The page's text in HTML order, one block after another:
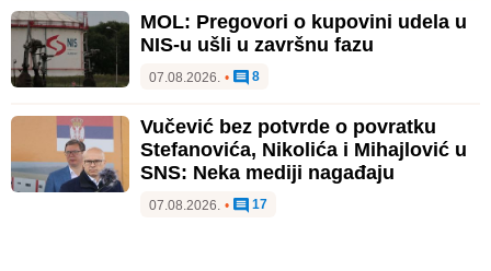
MOL: Pregovori o kupovini udela u
NIS-u ušli u završnu fazu
07.08.2026. • 8
Vučević bez potvrde o povratku
Stefanovića, Nikolića i Mihajlović u
SNS: Neka mediji nagađaju
07.08.2026. • 17